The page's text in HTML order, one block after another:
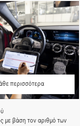
περισσότερα
με βάση τον αριθμό των